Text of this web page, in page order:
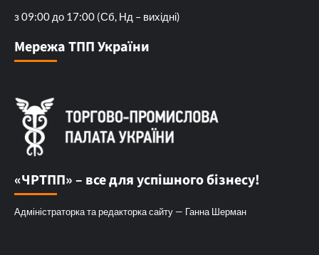
з 09:00 до 17:00 (Сб, Нд – вихідні)
Мережа ТПП України
«ЧРТПП» – все для успішного бізнесу!
Адміністраторка та редакторка сайту — Ганна Шерман